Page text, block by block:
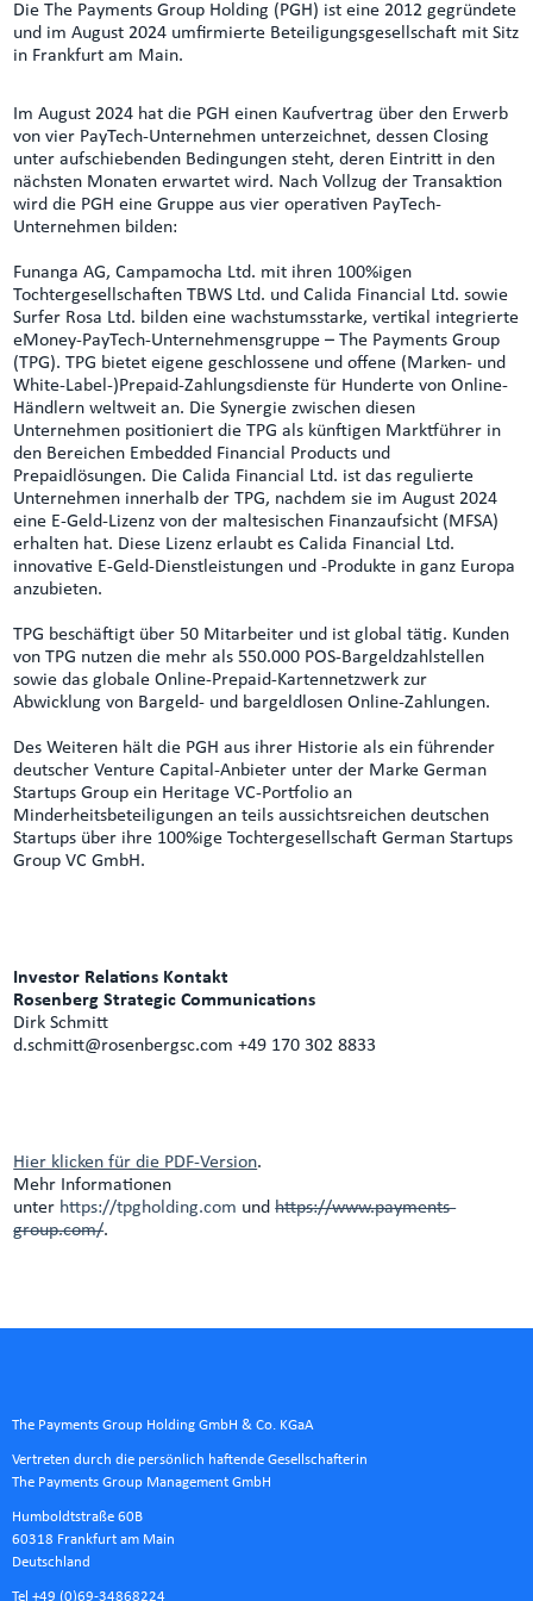
Die The Payments Group Holding (PGH) ist eine 2012 gegründete
und im August 2024 umfirmierte Beteiligungsgesellschaft mit Sitz
in Frankfurt am Main.
Im August 2024 hat die PGH einen Kaufvertrag über den Erwerb
von vier PayTech-Unternehmen unterzeichnet, dessen Closing
unter aufschiebenden Bedingungen steht, deren Eintritt in den
nächsten Monaten erwartet wird. Nach Vollzug der Transaktion
wird die PGH eine Gruppe aus vier operativen PayTech-
Unternehmen bilden:
Funanga AG, Campamocha Ltd. mit ihren 100%igen
Tochtergesellschaften TBWS Ltd. und Calida Financial Ltd. sowie
Surfer Rosa Ltd. bilden eine wachstumsstarke, vertikal integrierte
eMoney-PayTech-Unternehmensgruppe – The Payments Group
(TPG). TPG bietet eigene geschlossene und offene (Marken- und
White-Label-)Prepaid-Zahlungsdienste für Hunderte von Online-
Händlern weltweit an. Die Synergie zwischen diesen
Unternehmen positioniert die TPG als künftigen Marktführer in
den Bereichen Embedded Financial Products und
Prepaidlösungen. Die Calida Financial Ltd. ist das regulierte
Unternehmen innerhalb der TPG, nachdem sie im August 2024
eine E-Geld-Lizenz von der maltesischen Finanzaufsicht (MFSA)
erhalten hat. Diese Lizenz erlaubt es Calida Financial Ltd.
innovative E-Geld-Dienstleistungen und -Produkte in ganz Europa
anzubieten.
TPG beschäftigt über 50 Mitarbeiter und ist global tätig. Kunden
von TPG nutzen die mehr als 550.000 POS-Bargeldzahlstellen
sowie das globale Online-Prepaid-Kartennetzwerk zur
Abwicklung von Bargeld- und bargeldlosen Online-Zahlungen.
Des Weiteren hält die PGH aus ihrer Historie als ein führender
deutscher Venture Capital-Anbieter unter der Marke German
Startups Group ein Heritage VC-Portfolio an
Minderheitsbeteiligungen an teils aussichtsreichen deutschen
Startups über ihre 100%ige Tochtergesellschaft German Startups
Group VC GmbH.
Investor Relations Kontakt
Rosenberg Strategic Communications
Dirk Schmitt
d.schmitt@rosenbergsc.com +49 170 302 8833
Hier klicken für die PDF-Version.
Mehr Informationen
unter https://tpgholding.com undhttps://www.payments-
group.com/.
The Payments Group Holding GmbH & Co. KGaA
Vertreten durch die persönlich haftende Gesellschafterin
The Payments Group Management GmbH
Humboldtstraße 60B
60318 Frankfurt am Main
Deutschland
Tel +49 (0)69-34868224